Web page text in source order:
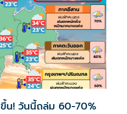
น! วันนี้ถล่ม 60-70%